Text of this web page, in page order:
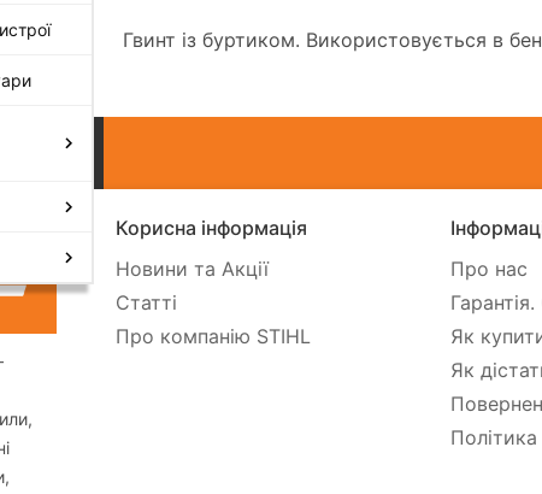
Гвинт із буртиком. Використовується в
Корисна інформація
Новини та Акції
Статті
Про компанію STIHL
Про нас
Як
Як
Політика